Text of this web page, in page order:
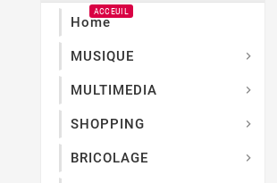
Home
ACCEUIL
MUSIQUE 
MULTIMEDIA 
SHOPPING 
BRICOLAGE 